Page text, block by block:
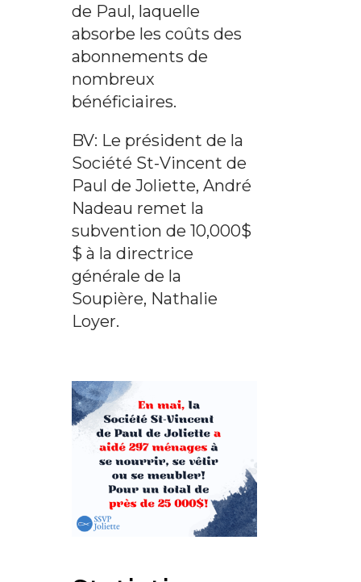
de Paul, laquelle
absorbe les coûts des
abonnements de
nombreux
bénéficiaires.
BV: Le président de la
Société St-Vincent de
Paul de Joliette, André
Nadeau remet la
subvention de 10,000$
$ à la directrice
générale de la
Soupière, Nathalie
Loyer.